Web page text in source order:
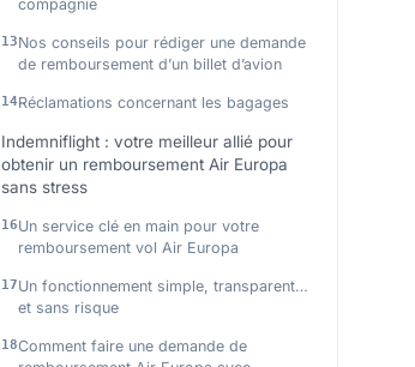
compagnie
Nos conseils pour rédiger une demande
de remboursement d’un billet d’avion
Réclamations concernant les bagages
Indemniflight : votre meilleur allié pour
obtenir un remboursement Air Europa
sans stress
Un service clé en main pour votre
remboursement vol Air Europa
Un fonctionnement simple, transparent…
et sans risque
Comment faire une demande de